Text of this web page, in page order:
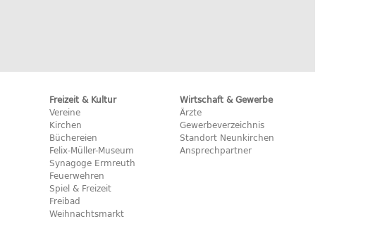
Freizeit & Kultur
Vereine
Kirchen
Büchereien
Felix-Müller-Museum
Synagoge Ermreuth
Feuerwehren
Spiel & Freizeit
Freibad
Weihnachtsmarkt
Wirtschaft & Gewerbe
Ärzte
Gewerbeverzeichnis
Standort Neunkirchen
Ansprechpartner